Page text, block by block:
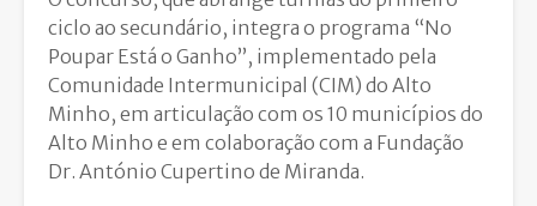
ciclo ao secundário, integra o programa “No
Poupar Está o Ganho”, implementado pela
Comunidade Intermunicipal (CIM) do Alto
Minho, em articulação com os 10 municípios do
Alto Minho e em colaboração com a Fundação
Dr. António Cupertino de Miranda.